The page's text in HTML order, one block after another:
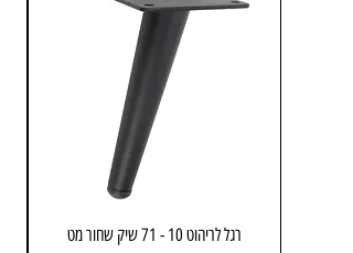
מרחק בין החורים לקידוח: 96 מ״מ
יבואן: אבנר'ס קולקשיין בע״מ
רגל לריהוט 10 - 71 שיק שחור מט